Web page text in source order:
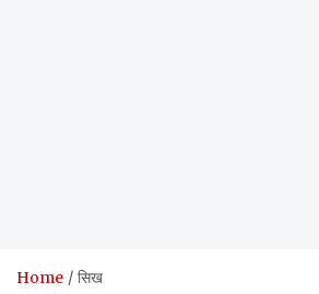
Home सिख